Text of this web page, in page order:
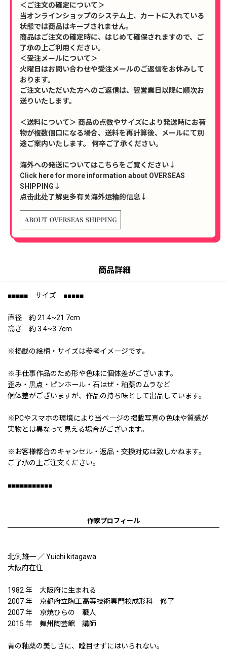
＜ご注文の確定について＞
当オンラインショップのシステム上、カートに入れている
状態では商品はキープされません。
商品はご注文の確定時に、はじめて確保されますので、ご
了承の上ご利用ください。
＜受注メールについて＞
火曜日はお問い合わせや受注メールのご返信をお休みして
おります。
ご注文いただいた方へのご返信は、翌営業日以降に順次お
送りいたします。
＜送料について＞ 商品の点数やサイズにより発送時にお荷
物が複数個口になる場合、送料を再計算後、メールにて別
途ご案内いたします。 何卒ご了承ください。
海外への発送についてはこちらをご覧ください↓
Click here for more information about OVERSEAS
SHIPPING↓
点击此处了解更多有关海外运输的信息↓
商品詳細
■■■■■ サイズ ■■■■■
直径 約 21.4~21.7cm
高さ 約 3.4~3.7cm
※掲載の絵柄・サイズは参考イメージです。
※手仕事作品のため形や色味に個体差がございます。
歪み・黒点・ピンホール・石はぜ・釉薬のムラなど
個体差がございますが、作品の持ち味として出品しています。
※PCやスマホの環境により当ページの掲載写真の色味や質感が
実物とは異なって見える場合がございます。
※お客様都合のキャンセル・返品・交換対応は致しかねます。
ご了承の上ご注文ください。
■■■■■■■■■■■
作家プロフィール
北側雄一 ／ Yuichi kitagawa
大阪府在住
1982 年 大阪府に生まれる
2007 年 京都府立陶工高等技術専門校成形科 修了
2007 年 京焼ひらの 職人
2015 年 舞州陶芸館 講師
青の釉薬の美しさに、瞠目せずにはいられない。